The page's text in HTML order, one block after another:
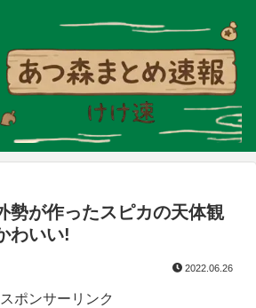
勢が作ったスピカの天体観
わいい!
2022.06.26
スポンサーリンク